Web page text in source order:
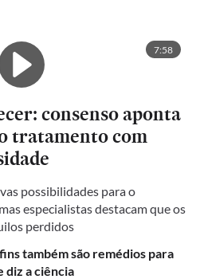
7:58
consenso aponta
tratamento com
possibilidades para o
especialistas destacam que os
perdidos
também são remédios para
diz a ciência